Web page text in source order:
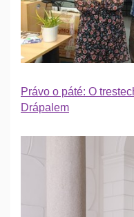
Právo o páté: O
Drápalem